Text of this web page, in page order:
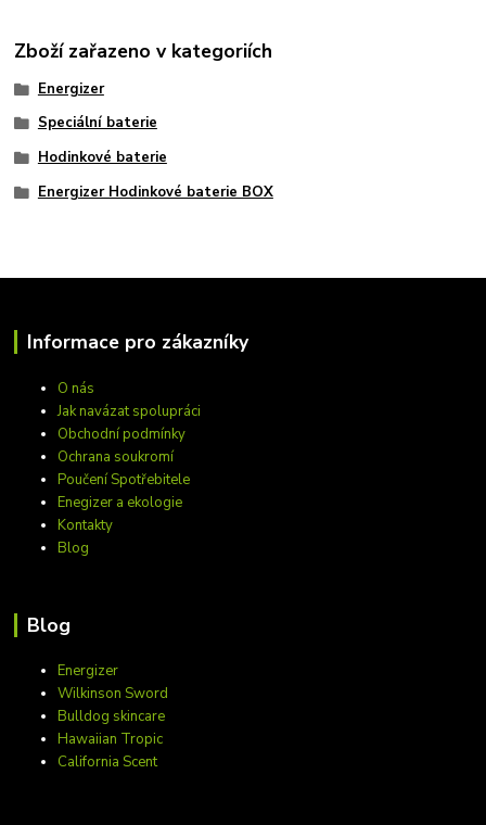
Zboží zařazeno v kategoriích
Energizer
Speciální baterie
Hodinkové baterie
Energizer Hodinkové baterie BOX
Informace pro zákazníky
O nás
Jak navázat spolupráci
Obchodní podmínky
Ochrana soukromí
Poučení Spotřebitele
Enegizer a ekologie
Kontakty
Blog
Blog
Energizer
Wilkinson Sword
Bulldog skincare
Hawaiian Tropic
California Scent